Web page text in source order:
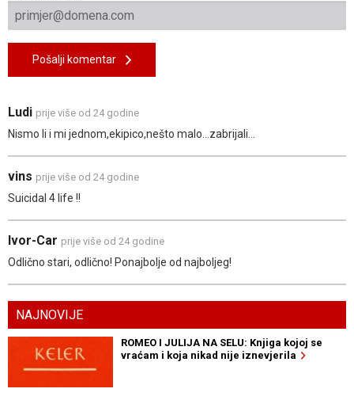
Pošalji komentar
Ludi prije više od 24 godine
Nismo li i mi jednom,ekipico,nešto malo...zabrijali...
vins prije više od 24 godine
Suicidal 4 life !!
Ivor-Car prije više od 24 godine
Odlično stari, odlično! Ponajbolje od najboljeg!
NAJNOVIJE
ROMEO I JULIJA NA SELU: Knjiga kojoj se
vraćam i koja nikad nije iznevjerila